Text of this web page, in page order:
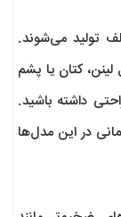
تولید می‌شوند.
کتان یا پشم
داشته باشید.
در این مدل‌ها